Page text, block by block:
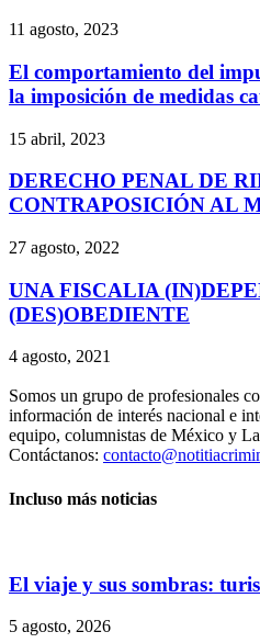
11 agosto, 2023
El comportamiento del
la imposición de medidas
15 abril, 2023
DERECHO PENAL DE
CONTRAPOSICIÓN AL
27 agosto, 2022
UNA FISCALIA
(DES)OBEDIENTE
4 agosto, 2021
Somos un grupo de profesionales
información de interés nacional e
equipo, columnistas de México y
Contáctanos:
Incluso más noticias
El viaje y sus sombras:
5 agosto, 2026